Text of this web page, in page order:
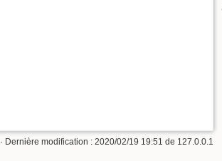
· Dernière modification : 2020/02/19 19:51 de 127.0.0.1